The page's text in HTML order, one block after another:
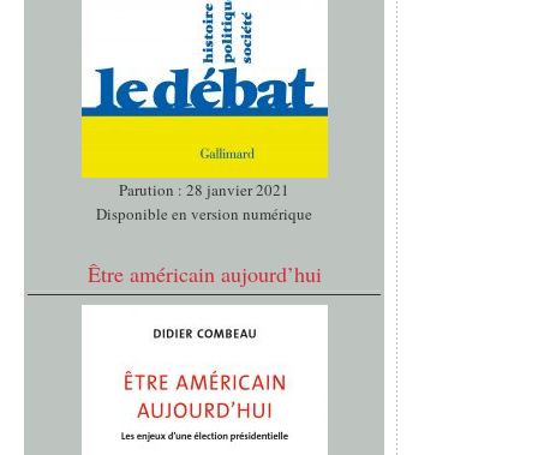
Parution : 28 janvier 2021
Disponible en version numérique
Être américain aujourd’hui